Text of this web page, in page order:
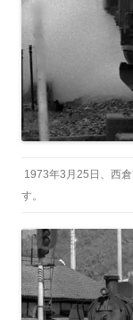
1973年3月25日、西
す。